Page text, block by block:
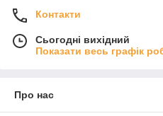
Контакти
Сьогодні вихідний
Показати весь графік
Про нас